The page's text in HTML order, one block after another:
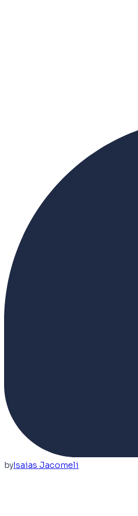
byIsaias Jacomeli